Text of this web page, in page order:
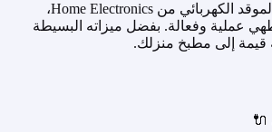
🌟 الوصف 🌟 اكتشف الموقد الكهربائي من Home Electronics،
عملية وفعالة. بفضل ميزاته البسيطة
قيمة إلى مطبخ منزلك.
🔌